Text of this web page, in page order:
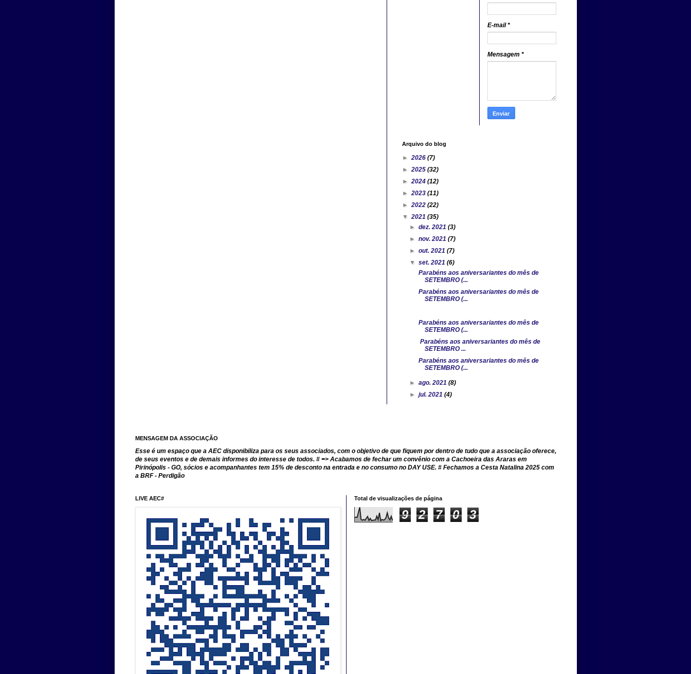
E-mail*
Mensagem *
Arquivo do blog
► 2026 (7)
► 2025 (32)
► 2024 (12)
► 2023 (11)
► 2022 (22)
▼ 2021 (35)
► dez. 2021 (3)
► nov. 2021 (7)
► out. 2021 (7)
▼ set. 2021 (6)
Parabéns aos aniversariantes do mês de
SETEMBRO (...
Parabéns aos aniversariantes do mês de
SETEMBRO (...
Parabéns aos aniversariantes do mês de
SETEMBRO (...
Parabéns aos aniversariantes do mês de
SETEMBRO ...
Parabéns aos aniversariantes do mês de
SETEMBRO (...
► ago. 2021 (8)
► jul. 2021 (4)
MENSAGEM DA ASSOCIAÇÃO
Esse é um espaço que a AEC disponibiliza para os seus associados, com o objetivo de que fiquem por dentro de tudo que a associação oferece,
de seus eventos e de demais informes do interesse de todos. # => Acabamos de fechar um convênio com a Cachoeira das Araras em
Pirinópolis - GO, sócios e acompanhantes tem 15% de desconto na entrada e no consumo no DAY USE. # Fechamos a Cesta Natalina 2025 com
a BRF - Perdigão
LIVE AEC# Total de visualizações de página
9 2 7 0 3